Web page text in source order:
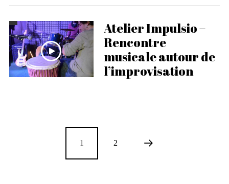
Atelier Impulsio –
Rencontre
musicale autour de
l’improvisation
1 2